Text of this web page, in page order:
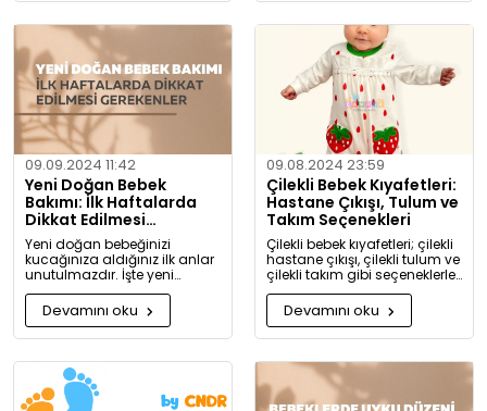
bilgiler bulacaksınız.
09.09.2024 11:42
Yeni Doğan Bebek
Bakımı: İlk Haftalarda
Dikkat Edilmesi
Gerekenler
Yeni doğan bebeğinizi
kucağınıza aldığınız ilk anlar
unutulmazdır. İşte yeni
doğan bebek bakımında
dikkat etmeniz gerekenler:
Devamını oku
09.08.2024 23:59
Çilekli Bebek Kıyafetleri:
Hastane Çıkışı, Tulum ve
Takım Seçenekleri
Çilekli bebek kıyafetleri; çilekli
hastane çıkışı, çilekli tulum ve
çilekli takım gibi seçeneklerle
bebeğinize tatlılık katıyor. Kız
ve erkek bebekler için özel
tasarlanmış, organik
pamuktan üretilmiş şık ve
Devamını oku